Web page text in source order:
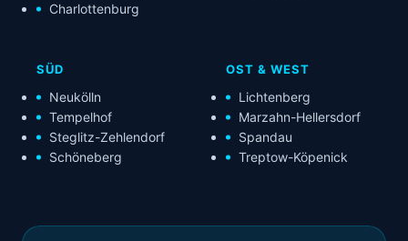
Charlottenburg
SÜD
Neukölln
Tempelhof
Steglitz-Zehlendorf
Schöneberg
OST & WEST
Lichtenberg
Marzahn-Hellersdorf
Spandau
Treptow-Köpenick